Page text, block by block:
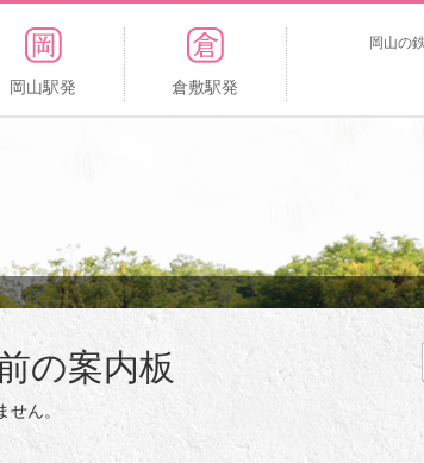
岡山駅発 倉敷駅発
岡山の
の案内板
ん。